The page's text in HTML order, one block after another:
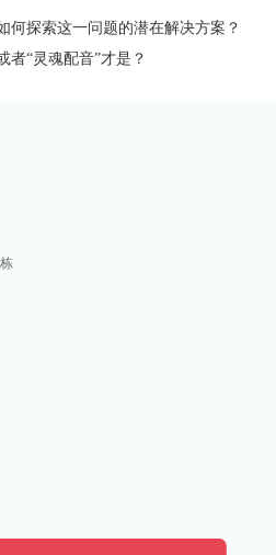
何探索这一问题的潜在解决方案？
者“灵魂配音”才是？